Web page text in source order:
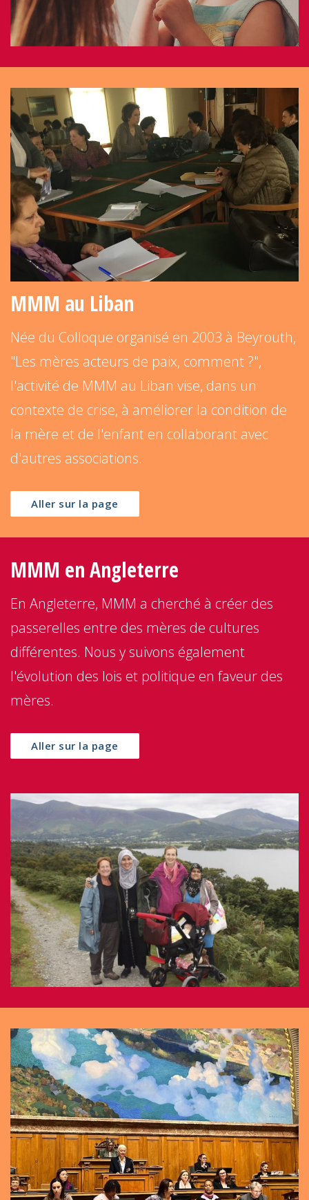
MMM au Liban
Née du Colloque organisé en 2003 à Beyrouth,
"Les mères acteurs de paix, comment ?",
l'activité de MMM au Liban vise, dans un
contexte de crise, à améliorer la condition de
la mère et de l'enfant en collaborant avec
d'autres associations.
Aller sur la page
MMM en Angleterre
En Angleterre, MMM a cherché à créer des
passerelles entre des mères de cultures
différentes. Nous y suivons également
l'évolution des lois et politique en faveur des
mères.
Aller sur la page